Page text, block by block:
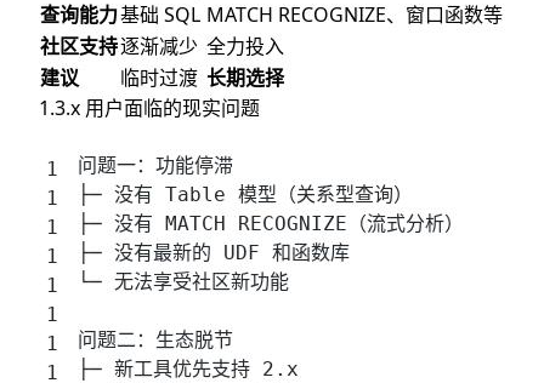
1. 数据模型兼容性检查
2. 配置注意事项
3. 客户端兼容性
方案一：直接迁移实战（推荐）
迁移架构
步骤一：准备阶段（Week 1）
步骤二：数据迁移（Week 2）
方式一：Cross-Cluster Sync（推荐）
方式二：TsFile 拷贝导入
方式三：原地升级（适合单机或小集群）
步骤三：应用迁移（Week 2-3）
查询能力基础 SQL MATCH RECOGNIZE、窗口函数等
社区支持逐渐减少 全力投入
建议
临时过渡 长期选择
1.3.x 用户面临的现实问题
问题一：功能停滞
├─ 没有 Table 模型（关系型查询）
├─ 没有 MATCH RECOGNIZE（流式分析）
├─ 没有最新的 UDF 和函数库
└─ 无法享受社区新功能
问题二：生态脱节
├─ 新工具优先支持 2.x